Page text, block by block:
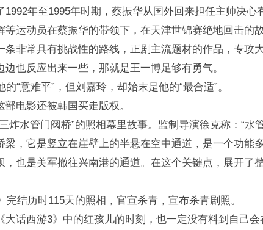
年至1995年时期，蔡振华从国外回来担任主帅决心
运动员在蔡振华的带领下，在天津世锦赛绝地回击的故
非常具有挑战性的路线，正剧主流题材的作品，专攻
也反应出来一些，那就是王一博足够有勇气。
难平”，但刘嘉玲，却始末是他的“最合适”。
电影还被韩国买走版权。
炸水管门阀桥”的照相幕里故事。监制导演徐克称：“水
，它是竖立在崖壁上的半悬在空中通道，是一个功能
也是美军撤往兴南港的通道。在这个关键点，展开了
结历时115天的照相，官宣杀青，宣布杀青剧照。
话西游3》中的红孩儿的时刻，也一定没有料到自己会